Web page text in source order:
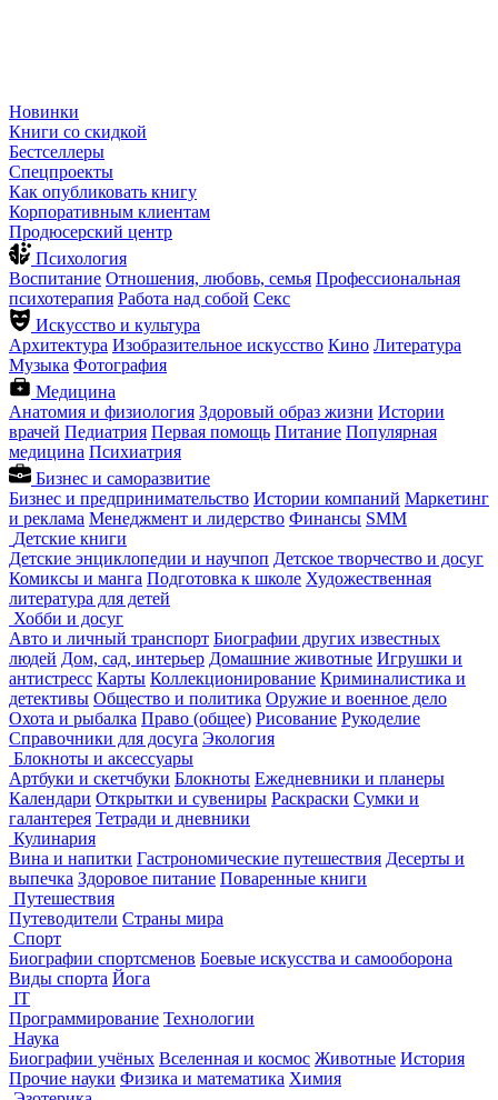
Новинки
Книги со скидкой
Бестселлеры
Спецпроекты
Как опубликовать книгу
Корпоративным клиентам
Продюсерский центр
Психология
Воспитание Отношения, любовь, семья Профессиональная
психотерапия Работа над собой Секс
Искусство и культура
Архитектура Изобразительное искусство Кино Литература
Музыка Фотография
Медицина
Анатомия и физиология Здоровый образ жизни Истории
врачей Педиатрия Первая помощь Питание Популярная
медицина Психиатрия
Бизнес и саморазвитие
Бизнес и предпринимательство Истории компаний Маркетинг
и реклама Менеджмент и лидерство Финансы SMM
Детские книги
Детские энциклопедии и научпоп Детское творчество и досуг
Комиксы и манга Подготовка к школе Художественная
литература для детей
Хобби и досуг
Авто и личный транспорт Биографии других известных
людей Дом, сад, интерьер Домашние животные Игрушки и
антистресс Карты Коллекционирование Криминалистика и
детективы Общество и политика Оружие и военное дело
Охота и рыбалка Право (общее) Рисование Рукоделие
Справочники для досуга Экология
Блокноты и аксессуары
Артбуки и скетчбуки Блокноты Ежедневники и планеры
Календари Открытки и сувениры Раскраски Сумки и
галантерея Тетради и дневники
Кулинария
Вина и напитки Гастрономические путешествия Десерты и
выпечка Здоровое питание Поваренные книги
Путешествия
Путеводители Страны мира
Спорт
Биографии спортсменов Боевые искусства и самооборона
Виды спорта Йога
IT
Программирование Технологии
Наука
Биографии учёных Вселенная и космос Животные История
Прочие науки Физика и математика Химия